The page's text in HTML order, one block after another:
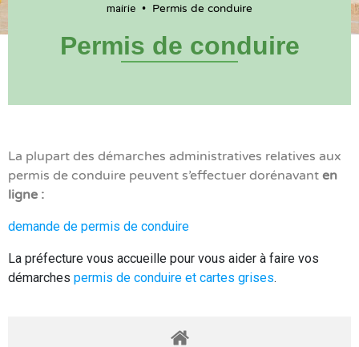
mairie • Permis de conduire
Permis de conduire
La plupart des démarches administratives relatives aux
permis de conduire peuvent s’effectuer dorénavant en
ligne :
demande de permis de conduire
La préfecture vous accueille pour vous aider à faire vos
démarches permis de conduire et cartes grises.